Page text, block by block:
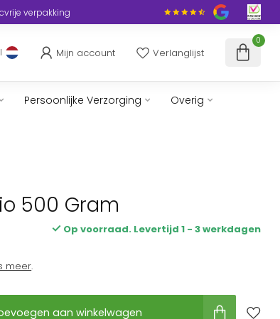
verpakking
Mijn account Verlanglijst
0
Persoonlijke Verzorging Overig
500 Gram
Op voorraad. Levertijd 1 - 3 werkdagen
meer.
aan winkelwagen